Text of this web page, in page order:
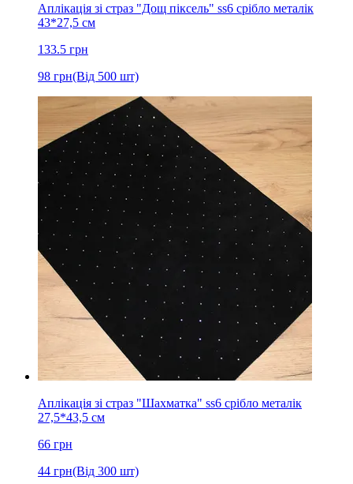
Аплікація зі страз "Дощ піксель" ss6 срібло металік
43*27,5 см
133.5 грн
98 грн(Від 500 шт)
Аплікація зі страз "Шахматка" ss6 срібло металік
27,5*43,5 см
66 грн
44 грн(Від 300 шт)